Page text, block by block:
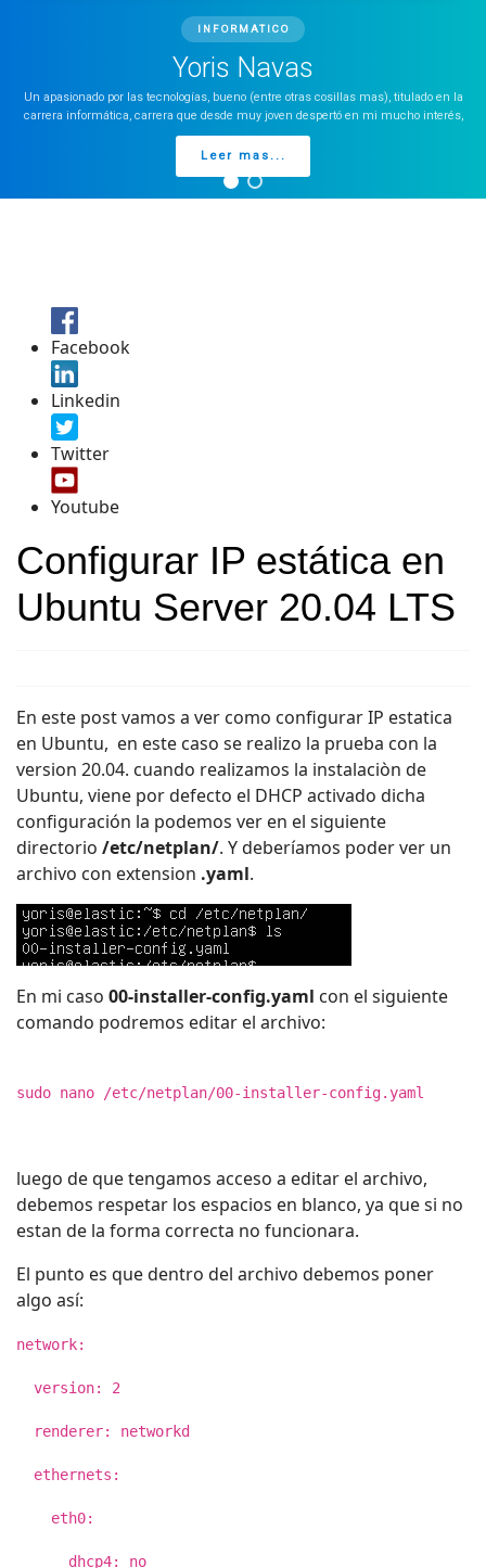
INFORMATICO
Yoris Navas
Un apasionado por las tecnologías, bueno (entre otras cosillas mas), titulado en la
carrera informática, carrera que desde muy joven despertó en mi mucho interés,
Leer mas...
Facebook
Linkedin
Twitter
Youtube
Configurar IP estática en
Ubuntu Server 20.04 LTS
En este post vamos a ver como configurar IP estatica
en Ubuntu, en este caso se realizo la prueba con la
version 20.04. cuando realizamos la instalaciòn de
Ubuntu, viene por defecto el DHCP activado dicha
configuración la podemos ver en el siguiente
directorio /etc/netplan/. Y deberíamos poder ver un
archivo con extension .yaml.
En mi caso 00-installer-config.yaml con el siguiente
comando podremos editar el archivo:
sudo nano /etc/netplan/00-installer-config.yaml
luego de que tengamos acceso a editar el archivo,
debemos respetar los espacios en blanco, ya que si no
estan de la forma correcta no funcionara.
El punto es que dentro del archivo debemos poner
algo así:
network:
version: 2
renderer: networkd
ethernets:
eth0:
dhcp4: no